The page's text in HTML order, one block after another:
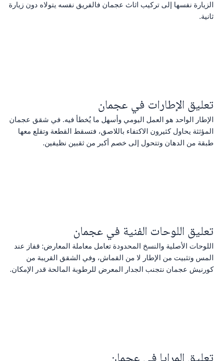
الزيارة نفسها إلى تركيب اثاث عجمان فالفريق نفسه يتولاه دون زيارة
ثانية.
تعليق الإطارات في عجمان
الإطار الواحد هو العمل اليومي وأسهل ما يُخطأ فيه. في شقق عجمان
المؤثثة يحاول كثيرون الاكتفاء باللاصق، فتسقط القطعة وتقلع معها
طبقة من الدهان وتتحول إلى خصم أكبر من ثقبين نظيفين.
تعليق اللوحات الفنية في عجمان
اللوحات الأصلية والنسخ المحدودة تعامل معاملة المعارض: قفاز عند
المس وتثبيت من الإطار لا من القماش، وفي الشقق القريبة من
كورنيش عجمان نتجنب الجدار المعرض للرطوبة المالحة قدر الإمكان.